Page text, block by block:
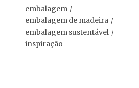
embalagem
embalagem de madeira
embalagem sustentável
inspiração